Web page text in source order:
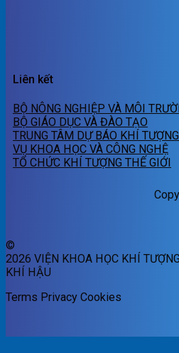
Liên kết
BỘ NÔNG NGHIỆP VÀ MÔI
BỘ GIÁO DỤC VÀ ĐÀO TẠO
TRUNG TÂM DỰ BÁO KHÍ
VỤ KHOA HỌC VÀ CÔNG NGHỆ
TỔ CHỨC KHÍ TƯỢNG THẾ GIỚI
©
2026 VIỆN KHOA HỌC KHÍ
KHÍ HẬU
Terms Privacy Cookies